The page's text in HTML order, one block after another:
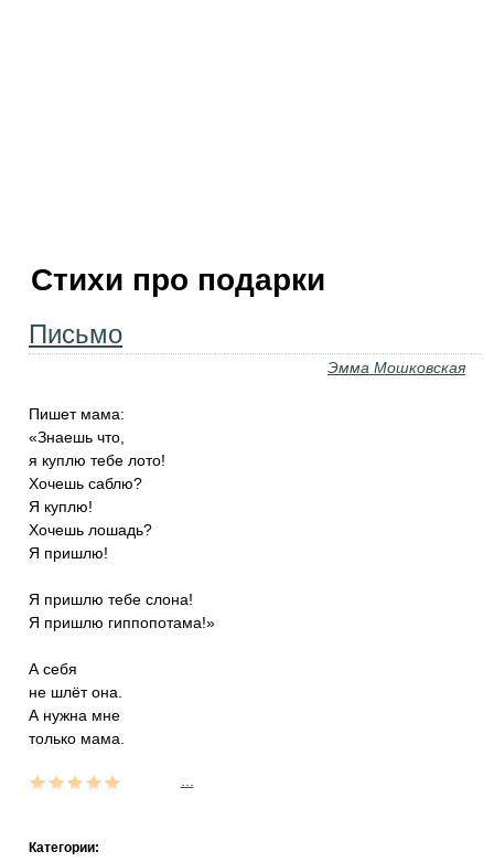
Стихи про подарки
Письмо
Эмма Мошковская
Пишет мама:
«Знаешь что,
я куплю тебе лото!
Хочешь саблю?
Я куплю!
Хочешь лошадь?
Я пришлю!
Я пришлю тебе слона!
Я пришлю гиппопотама!»
А себя
не шлёт она.
А нужна мне
только мама.
Категории: